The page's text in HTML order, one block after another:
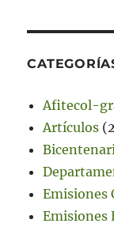
Afitecol-
Artículos
Emisiones
Emisiones